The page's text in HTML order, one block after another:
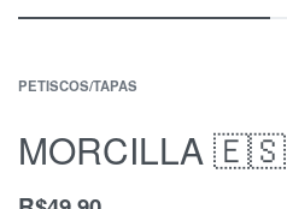
PETISCOS/TAPAS
MORCILLA 🇪🇸